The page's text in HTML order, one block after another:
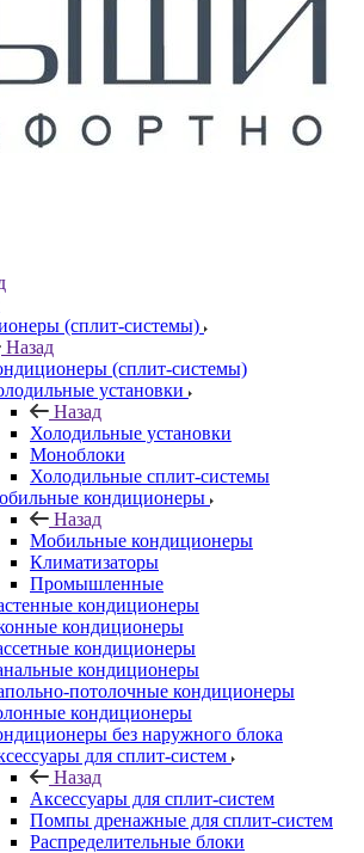
(сплит-системы)
Назад
(сплит-системы)
установки
Назад
Холодильные установки
Моноблоки
Холодильные сплит-системы
кондиционеры
Назад
Мобильные кондиционеры
Климатизаторы
Промышленные
кондиционеры
кондиционеры
кондиционеры
кондиционеры
потолочные кондиционеры
кондиционеры
без наружного блока
для сплит-систем
Назад
Аксессуары для сплит-систем
Помпы дренажные для сплит-систем
Распределительные блоки